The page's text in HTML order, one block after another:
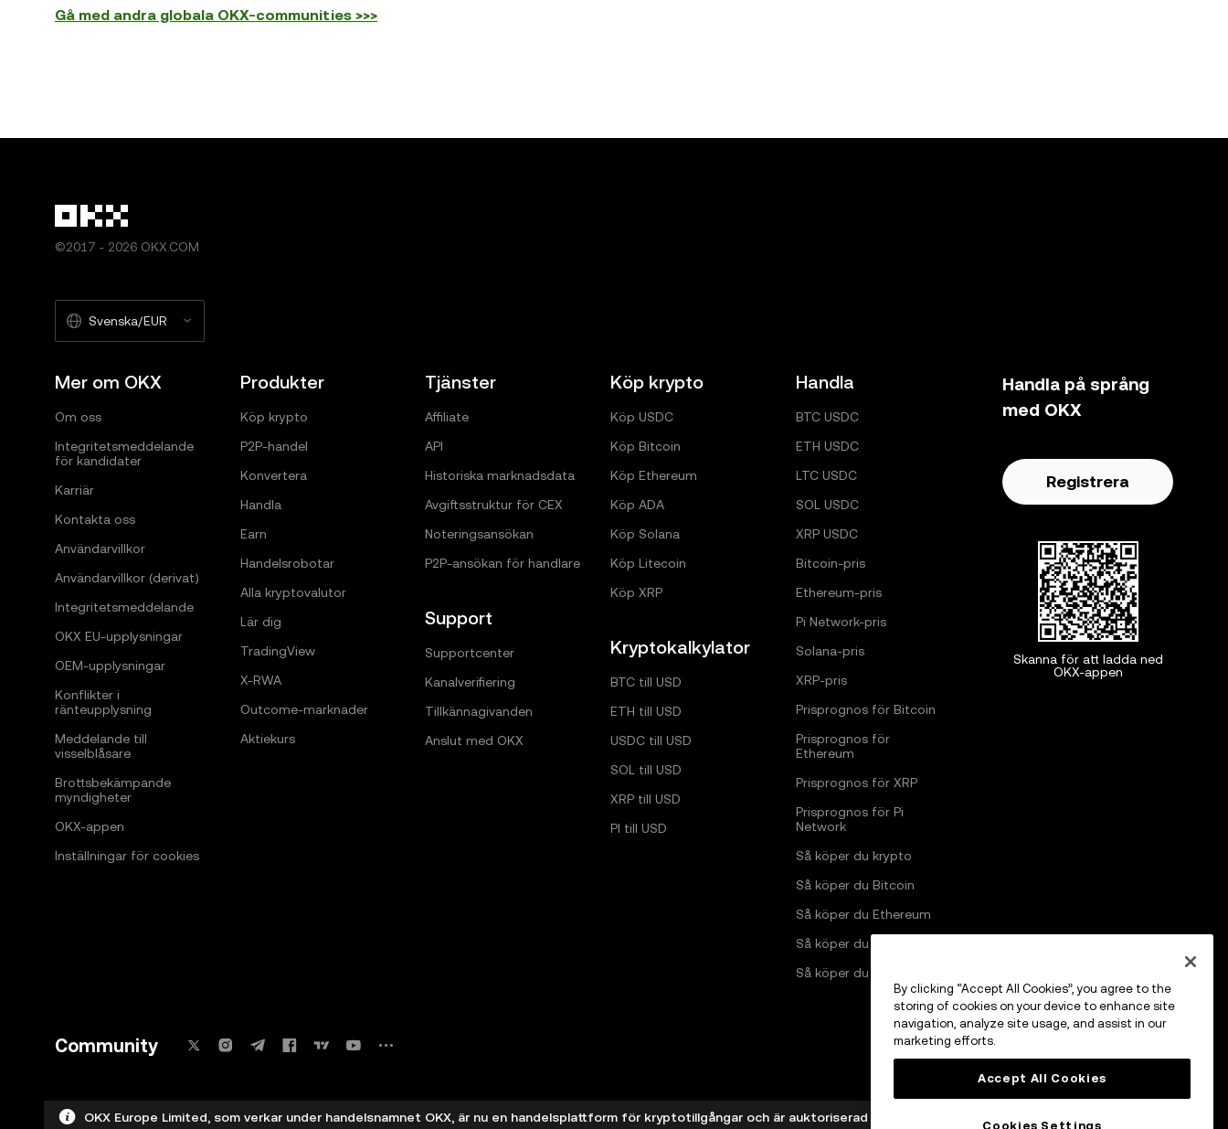
Gå med andra globala OKX-communities >>>
©2017 - 2026 OKX.COM
Svenska/EUR
Mer om OKX
Om oss
Integritetsmeddelande
för kandidater
Karriär
Kontakta oss
Användarvillkor
Användarvillkor (derivat)
Integritetsmeddelande
OKX EU-upplysningar
OEM-upplysningar
Konflikter i
ränteupplysning
Meddelande till
visselblåsare
Brottsbekämpande
myndigheter
OKX-appen
Inställningar för cookies
Produkter
Köp krypto
P2P-handel
Konvertera
Handla
Earn
Handelsrobotar
Alla kryptovalutor
Lär dig
TradingView
X-RWA
Outcome-marknader
Aktiekurs
Tjänster
Affiliate
API
Historiska marknadsdata
Avgiftsstruktur för CEX
Noteringsansökan
P2P-ansökan för handlare
Support
Supportcenter
Kanalverifiering
Tillkännagivanden
Anslut med OKX
Köp krypto
Köp USDC
Köp Bitcoin
Köp Ethereum
Köp ADA
Köp Solana
Köp Litecoin
Köp XRP
Kryptokalkylator
BTC till USD
ETH till USD
USDC till USD
SOL till USD
XRP till USD
PI till USD
Handla
BTC USDC
ETH USDC
LTC USDC
SOL USDC
XRP USDC
Bitcoin-pris
Ethereum-pris
Pi Network-pris
Solana-pris
XRP-pris
Prisprognos för Bitcoin
Prisprognos för
Ethereum
Prisprognos för XRP
Prisprognos för Pi
Network
Så köper du krypto
Så köper du Bitcoin
Så köper du Ethereum
Så köper du Solana
Så köper du Pi Network
Handla på språng
med OKX
Registrera
Skanna för att ladda ned
OKX-appen
Community
OKX Europe Limited, som verkar under handelsnamnet OKX, är nu en handelsplattform för kryptotillgångar och är auktoriserad som leverantör av kryptotillgångstjänster av
By clicking “Accept All Cookies”, you agree to the
storing of cookies on your device to enhance site
navigation, analyze site usage, and assist in our
marketing efforts.
Accept All Cookies
Cookies Settings